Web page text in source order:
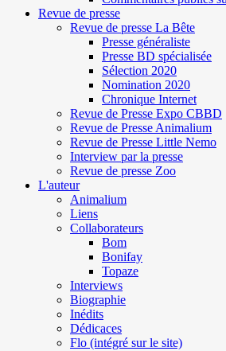
Revue de presse
Revue de presse La Bête
Presse généraliste
Presse BD spécialisée
Sélection 2020
Nomination 2020
Chronique Internet
Revue de Presse Expo CBBD
Revue de Presse Animalium
Revue de Presse Little Nemo
Interview par la presse
Revue de presse Zoo
L'auteur
Animalium
Liens
Collaborateurs
Bom
Bonifay
Topaze
Interviews
Biographie
Inédits
Dédicaces
Flo (intégré sur le site)